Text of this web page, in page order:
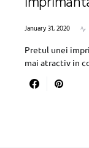
January 31, 2020
Pretul unei
mai atractiv in